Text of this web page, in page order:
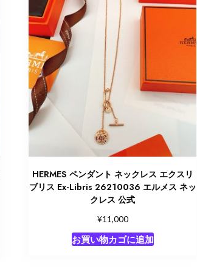
HERMES ペンダント ネックレス エクスリ
ブリス Ex-Libris 26210036 エルメス ネッ
クレス 公式
¥11,000
お買い物カゴに追加